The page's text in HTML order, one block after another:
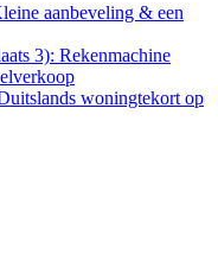
aanbeveling & een
3): Rekenmachine
woningtekort op